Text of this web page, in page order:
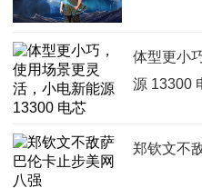
体型更小
源 13300
郑钦文不